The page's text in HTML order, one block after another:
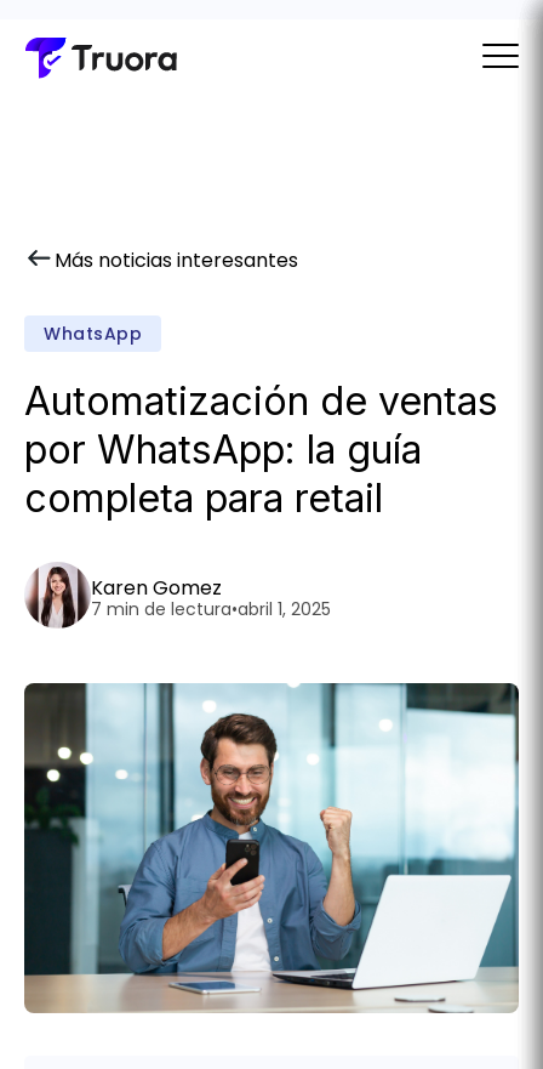
Más noticias interesantes
WhatsApp
Automatización de ventas
por WhatsApp: la guía
completa para retail
Karen Gomez
7 min de lectura•abril 1, 2025